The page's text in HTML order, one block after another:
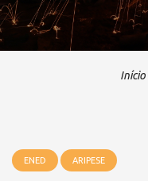
Início
ENED ARIPESE